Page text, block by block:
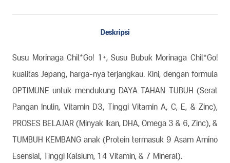
Deskripsi
Susu Morinaga Chil*Go! 1+, Susu Bubuk Morinaga Chil*Go!
kualitas Jepang, harga-nya terjangkau. Kini, dengan formula
OPTIMUNE untuk mendukung DAYA TAHAN TUBUH (Serat
Pangan Inulin, Vitamin D3, Tinggi Vitamin A, C, E, & Zinc),
PROSES BELAJAR (Minyak Ikan, DHA, Omega 3 & 6, Zinc), &
TUMBUH KEMBANG anak (Protein termasuk 9 Asam Amino
Esensial, Tinggi Kalsium, 14 Vitamin, & 7 Mineral).